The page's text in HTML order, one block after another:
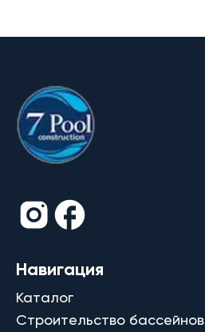
Навигация
Каталог
Строительство бассейнов